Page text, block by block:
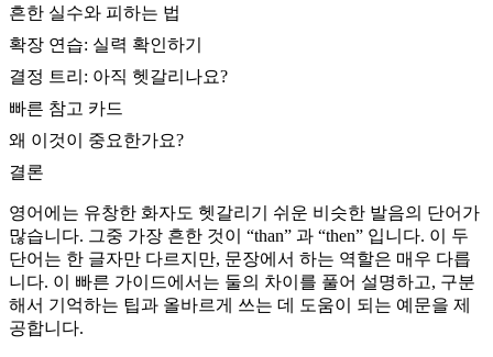
흔한 실수와 피하는 법
확장 연습: 실력 확인하기
결정 트리: 아직 헷갈리나요?
빠른 참고 카드
왜 이것이 중요한가요?
결론
영어에는 유창한 화자도 헷갈리기 쉬운 비슷한 발음의 단어가
많습니다. 그중 가장 흔한 것이 “than” 과 “then” 입니다. 이 두
단어는 한 글자만 다르지만, 문장에서 하는 역할은 매우 다릅
니다. 이 빠른 가이드에서는 둘의 차이를 풀어 설명하고, 구분
해서 기억하는 팁과 올바르게 쓰는 데 도움이 되는 예문을 제
공합니다.